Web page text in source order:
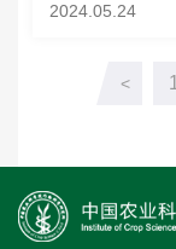
业技术体系首席
2024.05.24
< 1